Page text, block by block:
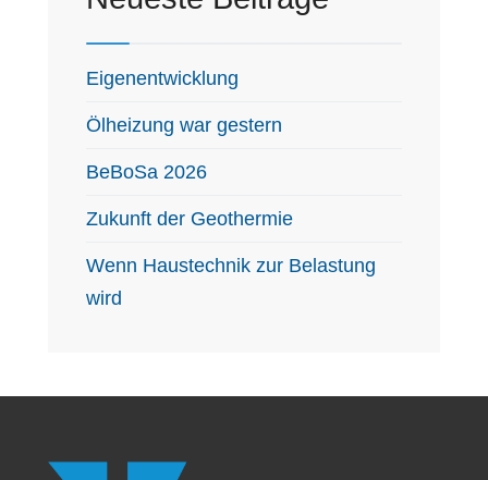
Eigenentwicklung
Ölheizung war gestern
BeBoSa 2026
Zukunft der Geothermie
Wenn Haustechnik zur Belastung
wird